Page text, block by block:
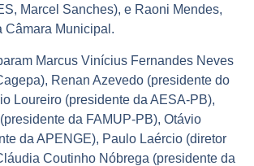
Marcel Sanches), e Raoni Mendes,
Câmara Municipal.
Marcus Vinícius Fernandes Neves
Renan Azevedo (presidente do
Loureiro (presidente da AESA-PB),
da FAMUP-PB), Otávio
da APENGE), Paulo Laércio (diretor
Coutinho Nóbrega (presidente da